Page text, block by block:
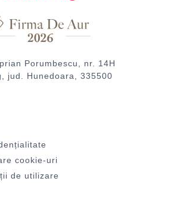
Porumbescu, nr. 14H
jud. Hunedoara, 335500
cookie-uri
de utilizare